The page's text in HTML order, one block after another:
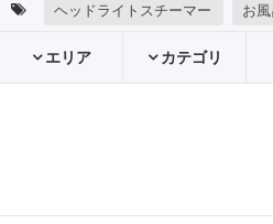
ヘッドライトスチーマー お
エリア カテゴリ